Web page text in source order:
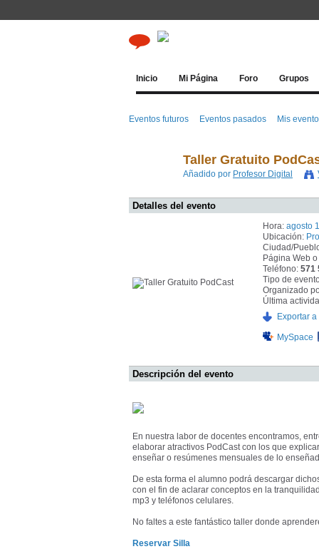
Inicio Mi Página Foro Grupos
Eventos futuros Eventos pasados Mis
Taller Gratuito
Añadido por Profesor Digital
Detalles del evento
Hora: agosto
Ubicación:
Ciudad/
Página Web
Teléfono: 571
Tipo de
Organizado
Última
Exportar
MySpace
Descripción del evento
En nuestra labor de docentes encontramos,
elaborar atractivos PodCast con los que
enseñar o resúmenes mensuales de lo
De esta forma el alumno podrá descargar
con el fin de aclarar conceptos en la
mp3 y teléfonos celulares.
No faltes a este fantástico taller donde
Reservar Silla